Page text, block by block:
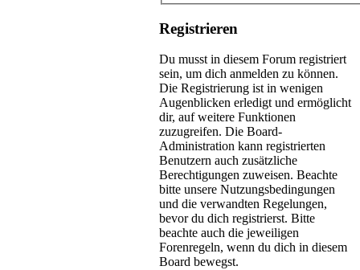
Registrieren
Du musst in diesem Forum registriert
sein, um dich anmelden zu können.
Die Registrierung ist in wenigen
Augenblicken erledigt und ermöglicht
dir, auf weitere Funktionen
zuzugreifen. Die Board-
Administration kann registrierten
Benutzern auch zusätzliche
Berechtigungen zuweisen. Beachte
bitte unsere Nutzungsbedingungen
und die verwandten Regelungen,
bevor du dich registrierst. Bitte
beachte auch die jeweiligen
Forenregeln, wenn du dich in diesem
Board bewegst.